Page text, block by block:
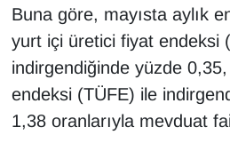
Buna göre, mayısta aylık
yurt içi üretici fiyat endeksi
indirgendiğinde yüzde
endeksi (TÜFE) ile
1,38 oranlarıyla mevduat
Kim Kimdir?
Kültür & Sanat
KURDÎ